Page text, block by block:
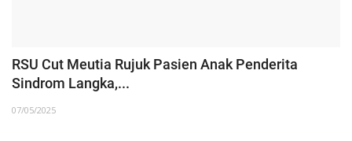
RSU Cut Meutia Rujuk Pasien Anak Penderita
Sindrom Langka,...
07/05/2025